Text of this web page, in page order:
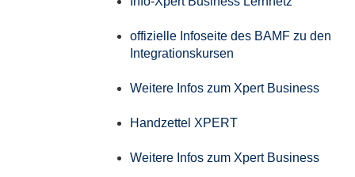
offizielle Infoseite des BAMF zu den
Integrationskursen
Weitere Infos zum Xpert Business
Handzettel XPERT
Weitere Infos zum Xpert Business